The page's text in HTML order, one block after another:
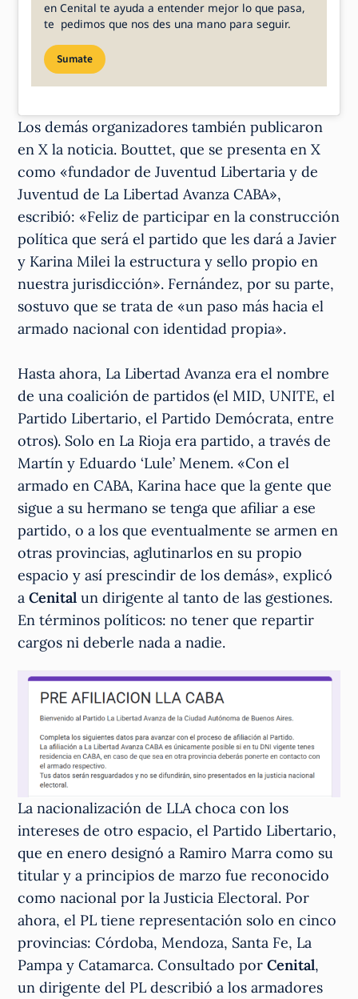
en Cenital te ayuda a entender mejor lo que pasa,
te pedimos que nos des una mano para seguir.
Sumate
Los demás organizadores también publicaron
en X la noticia. Bouttet, que se presenta en X
como «fundador de Juventud Libertaria y de
Juventud de La Libertad Avanza CABA»,
escribió: «Feliz de participar en la construcción
política que será el partido que les dará a Javier
y Karina Milei la estructura y sello propio en
nuestra jurisdicción». Fernández, por su parte,
sostuvo que se trata de «un paso más hacia el
armado nacional con identidad propia».
Hasta ahora, La Libertad Avanza era el nombre
de una coalición de partidos (el MID, UNITE, el
Partido Libertario, el Partido Demócrata, entre
otros). Solo en La Rioja era partido, a través de
Martín y Eduardo ‘Lule’ Menem. «Con el
armado en CABA, Karina hace que la gente que
sigue a su hermano se tenga que afiliar a ese
partido, o a los que eventualmente se armen en
otras provincias, aglutinarlos en su propio
espacio y así prescindir de los demás», explicó
aCenital un dirigente al tanto de las gestiones.
En términos políticos: no tener que repartir
cargos ni deberle nada a nadie.
La nacionalización de LLA choca con los
intereses de otro espacio, el Partido Libertario,
que en enero designó a Ramiro Marra como su
titular y a principios de marzo fue reconocido
como nacional por la Justicia Electoral. Por
ahora, el PL tiene representación solo en cinco
provincias: Córdoba, Mendoza, Santa Fe, La
Pampa y Catamarca. Consultado porCenital,
un dirigente del PL describió a los armadores